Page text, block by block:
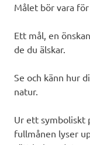
Målet bör vara
Ett mål, en
de du älskar.
Se och känn hur
natur.
Ur ett symboliskt
fullmånen lyser